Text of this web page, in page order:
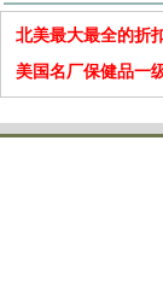
北美最大最全的折
美国名厂保健品一